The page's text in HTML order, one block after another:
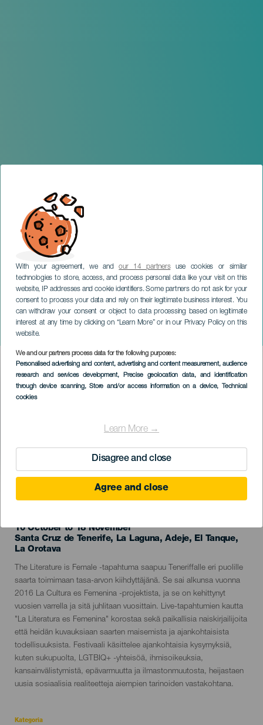
With your agreement, we andour 14 partnersuse cookies or similar
technologies to store, access, and process personal data like your visit on this
website, IP addresses and cookie identifiers. Some partners do not ask for your
consent to process your data and rely on their legitimate business interest. You
can withdraw your consent or object to data processing based on legitimate
interest at any time by clicking on “Learn More” or in our Privacy Policy on this
website.
We and our partners process data for the following purposes:
Personalised advertising and content, advertising and content measurement, audience
research and services development, Precise geolocation data, and identification
through device scanning, Store and/or access information on a device, Technical
cookies
Learn More →
Disagree and close
Agree and close
Kirjallisuus on naispuolista
TENERIFFA
Imagen
Listado
TOTEUTUNUT TAPAHTUMA
10 October to 18 November
Localidad
Santa Cruz de Tenerife, La Laguna, Adeje, El Tanque,
La Orotava
Descripción
del
evento
The Literature is Female -tapahtuma saapuu Teneriffalle eri puolille
saarta toimimaan tasa-arvon kiihdyttäjänä. Se sai alkunsa vuonna
2016 La Cultura es Femenina -projektista, ja se on kehittynyt
vuosien varrella ja sitä juhlitaan vuosittain. Live-tapahtumien kautta
"La Literatura es Femenina" korostaa sekä paikallisia naiskirjailijoita
että heidän kuvauksiaan saarten maisemista ja ajankohtaisista
todellisuuksista. Festivaali käsittelee ajankohtaisia kysymyksiä,
kuten sukupuolta, LGTBIQ+ -yhteisöä, ihmisoikeuksia,
kansainvälistymistä, epävarmuutta ja ilmastonmuutosta, heijastaen
uusia sosiaalisia realiteetteja aiempien tarinoiden vastakohtana.
Kategoria